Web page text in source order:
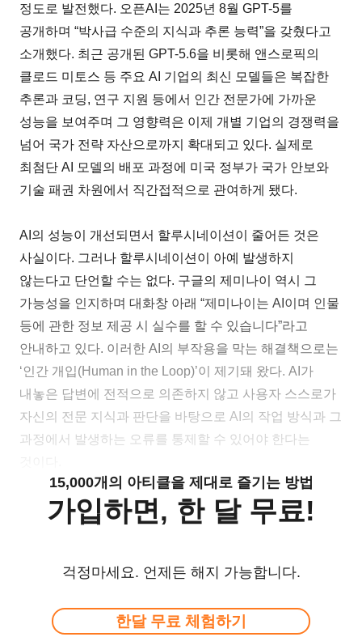
정도로 발전했다. 오픈AI는 2025년 8월 GPT-5를
공개하며 “박사급 수준의 지식과 추론 능력”을 갖췄다고
소개했다. 최근 공개된 GPT-5.6을 비롯해 앤스로픽의
클로드 미토스 등 주요 AI 기업의 최신 모델들은 복잡한
추론과 코딩, 연구 지원 등에서 인간 전문가에 가까운
성능을 보여주며 그 영향력은 이제 개별 기업의 경쟁력을
넘어 국가 전략 자산으로까지 확대되고 있다. 실제로
최첨단 AI 모델의 배포 과정에 미국 정부가 국가 안보와
기술 패권 차원에서 직간접적으로 관여하게 됐다.
AI의 성능이 개선되면서 할루시네이션이 줄어든 것은
사실이다. 그러나 할루시네이션이 아예 발생하지
않는다고 단언할 수는 없다. 구글의 제미나이 역시 그
가능성을 인지하며 대화창 아래 “제미나이는 AI이며 인물
등에 관한 정보 제공 시 실수를 할 수 있습니다”라고
안내하고 있다. 이러한 AI의 부작용을 막는 해결책으로는
‘인간 개입(Human in the Loop)’이 제기돼 왔다. AI가
내놓은 답변에 전적으로 의존하지 않고 사용자 스스로가
자신의 전문 지식과 판단을 바탕으로 AI의 작업 방식과 그
과정에서 발생하는 오류를 통제할 수 있어야 한다는
15,000개의 아티클을 제대로 즐기는 방법
가입하면, 한 달 무료!
걱정마세요. 언제든 해지 가능합니다.
한달 무료 체험하기